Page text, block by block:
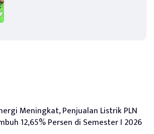
Meningkat, Penjualan Listrik PLN
12,65% Persen di Semester I 2026